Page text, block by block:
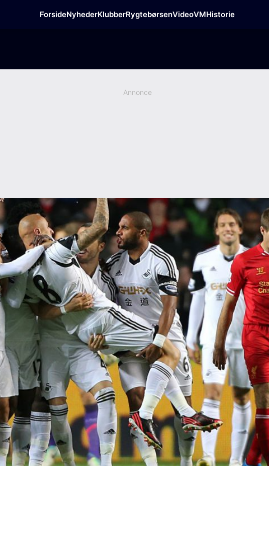
ForsideNyhederKlubberRygtebørsenVideoVMHistorie
Annonce